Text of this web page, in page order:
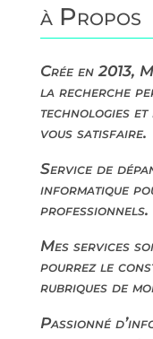
à Propos
Crée en 2013,
la recherche
technologies
vous satisfaire.
Service de
informatique
professionnels.
Mes services
pourrez le
rubriques de
Passionné